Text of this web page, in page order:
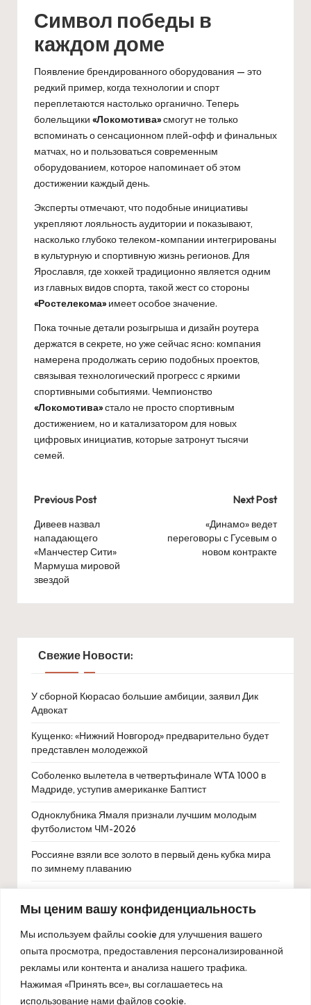
Мы ценим вашу конфиденциальность
Мы используем файлы cookie для улучшения вашего
опыта просмотра, предоставления персонализированной
рекламы или контента и анализа нашего трафика.
Нажимая «Принять все», вы соглашаетесь на
использование нами файлов cookie.
Символ победы в
каждом доме
Появление брендированного оборудования — это
редкий пример, когда технологии и спорт
переплетаются настолько органично. Теперь
болельщики «Локомотива»смогут не только
вспоминать о сенсационном плей-офф и финальных
матчах, но и пользоваться современным
оборудованием, которое напоминает об этом
достижении каждый день.
Эксперты отмечают, что подобные инициативы
укрепляют лояльность аудитории и показывают,
насколько глубоко телеком-компании интегрированы
в культурную и спортивную жизнь регионов. Для
Ярославля, где хоккей традиционно является одним
из главных видов спорта, такой жест со стороны
«Ростелекома»имеет особое значение.
Пока точные детали розыгрыша и дизайн роутера
держатся в секрете, но уже сейчас ясно: компания
намерена продолжать серию подобных проектов,
связывая технологический прогресс с яркими
спортивными событиями. Чемпионство
«Локомотива»стало не просто спортивным
достижением, но и катализатором для новых
цифровых инициатив, которые затронут тысячи
семей.
Post
navigation
Previous Post
Дивеев назвал
нападающего
«Манчестер Сити»
Мармуша мировой
звездой
Next Post
«Динамо» ведет
переговоры с Гусевым о
новом контракте
Свежие Новости:
У сборной Кюрасао большие амбиции, заявил Дик
Адвокат
Кущенко: «Нижний Новгород» предварительно будет
представлен молодежкой
Соболенко вылетела в четвертьфинале WTA 1000 в
Мадриде, уступив американке Баптист
Одноклубника Ямаля признали лучшим молодым
футболистом ЧМ-2026
Россияне взяли все золото в первый день кубка мира
по зимнему плаванию
ЛЧ с «Атлетико»
Американский бегун Джа’Кобе Тарп установил новый
мировой рекорд в беге на 110 метров с барьерами
Меншик проиграл 146-й ракетке мира Димитрову во
втором круге Уимблдона